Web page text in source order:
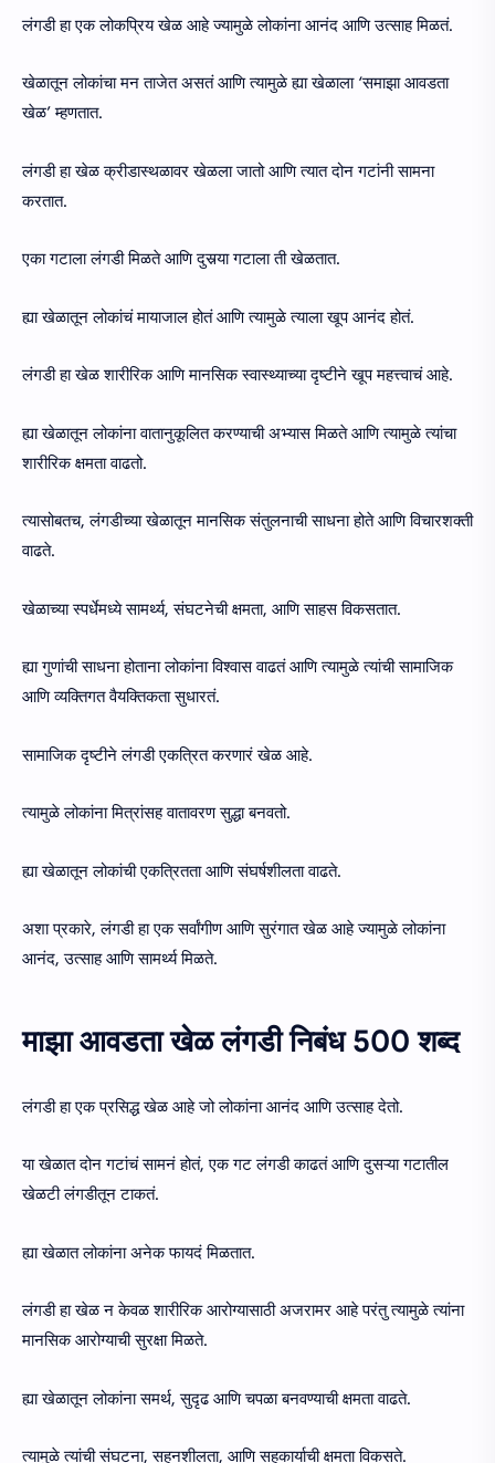
लंगडी हा एक लोकप्रिय खेळ आहे ज्यामुळे लोकांना आनंद आणि उत्साह मिळतं.
खेळातून लोकांचा मन ताजेत असतं आणि त्यामुळे ह्या खेळाला ‘समाझा आवडता
खेळ’ म्हणतात.
लंगडी हा खेळ क्रीडास्थळावर खेळला जातो आणि त्यात दोन गटांनी सामना
करतात.
एका गटाला लंगडी मिळते आणि दुसर्‍या गटाला ती खेळतात.
ह्या खेळातून लोकांचं मायाजाल होतं आणि त्यामुळे त्याला खूप आनंद होतं.
लंगडी हा खेळ शारीरिक आणि मानसिक स्वास्थ्याच्या दृष्टीने खूप महत्त्वाचं आहे.
ह्या खेळातून लोकांना वातानुकूलित करण्याची अभ्यास मिळते आणि त्यामुळे त्यांचा
शारीरिक क्षमता वाढतो.
त्यासोबतच, लंगडीच्या खेळातून मानसिक संतुलनाची साधना होते आणि विचारशक्ती
वाढते.
खेळाच्या स्पर्धेमध्ये सामर्थ्य, संघटनेची क्षमता, आणि साहस विकसतात.
ह्या गुणांची साधना होताना लोकांना विश्वास वाढतं आणि त्यामुळे त्यांची सामाजिक
आणि व्यक्तिगत वैयक्तिकता सुधारतं.
सामाजिक दृष्टीने लंगडी एकत्रित करणारं खेळ आहे.
त्यामुळे लोकांना मित्रांसह वातावरण सुद्धा बनवतो.
ह्या खेळातून लोकांची एकत्रितता आणि संघर्षशीलता वाढते.
अशा प्रकारे, लंगडी हा एक सर्वांगीण आणि सुरंगात खेळ आहे ज्यामुळे लोकांना
आनंद, उत्साह आणि सामर्थ्य मिळते.
माझा आवडता खेळ लंगडी निबंध 500 शब्द
लंगडी हा एक प्रसिद्ध खेळ आहे जो लोकांना आनंद आणि उत्साह देतो.
या खेळात दोन गटांचं सामनं होतं, एक गट लंगडी काढतं आणि दुसऱ्या गटातील
खेळटी लंगडीतून टाकतं.
ह्या खेळात लोकांना अनेक फायदं मिळतात.
लंगडी हा खेळ न केवळ शारीरिक आरोग्यासाठी अजरामर आहे परंतु त्यामुळे त्यांना
मानसिक आरोग्याची सुरक्षा मिळते.
ह्या खेळातून लोकांना समर्थ, सुदृढ आणि चपळा बनवण्याची क्षमता वाढते.
त्यामुळे त्यांची संघटना, सहनशीलता, आणि सहकार्याची क्षमता विकसते.